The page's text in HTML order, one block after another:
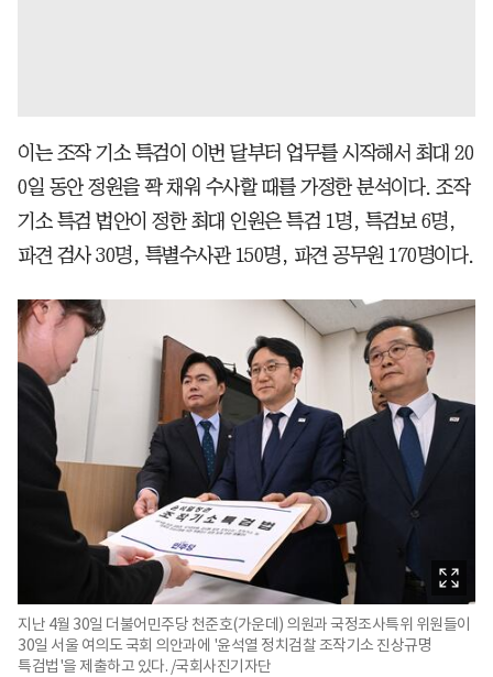
이는 조작 기소 특검이 이번 달부터 업무를 시작해서 최대 20
0일 동안 정원을 꽉 채워 수사할 때를 가정한 분석이다. 조작
기소 특검 법안이 정한 최대 인원은 특검 1명, 특검보 6명,
파견 검사 30명, 특별수사관 150명, 파견 공무원 170명이다.
지난 4월 30일 더불어민주당 천준호(가운데) 의원과 국정조사특위 위원들이
30일 서울 여의도 국회 의안과에 '윤석열 정치검찰 조작기소 진상규명
특검법'을 제출하고 있다. /국회사진기자단